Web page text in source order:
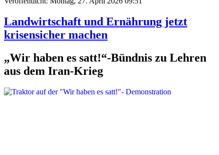
Landwirtschaft und Ernährung jetzt
krisensicher machen
„Wir haben es satt!“-Bündnis zu Lehren
aus dem Iran-Krieg